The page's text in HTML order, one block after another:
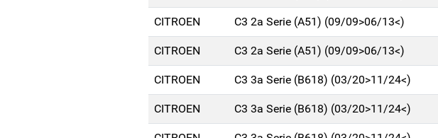
CITROEN C3 2a Serie (A51) (09/09>06/13<)
CITROEN C3 2a Serie (A51) (09/09>06/13<)
CITROEN C3 3a Serie (B618) (03/20>11/24<)
CITROEN C3 3a Serie (B618) (03/20>11/24<)